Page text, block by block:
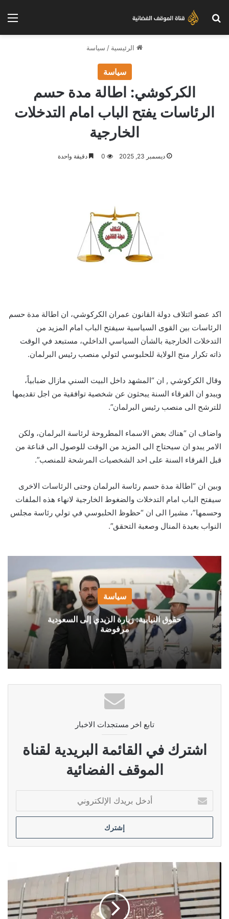
بحث عن
الرئيسية / سياسة
سياسة
الكركوشي: اطالة مدة حسم
الرئاسات يفتح الباب امام التدخلات
الخارجية
ديسمبر 23, 2025 0 دقيقة واحدة
اكد عضو ائتلاف دولة القانون عمران الكركوشي، ان اطالة مدة حسم
الرئاسات بين القوى السياسية سيفتح الباب امام المزيد من
التدخلات الخارجية بالشأن السياسي الداخلي، مستبعد في الوقت
ذاته تكرار منح الولاية للحلبوسي لتولي منصب رئيس البرلمان.
وقال الكركوشي , ان “المشهد داخل البيت السني مازال ضبابياً،
ويبدو ان الفرقاء السنة يبحثون عن شخصية توافقية من اجل تقديمها
للترشح الى منصب رئيس البرلمان”.
واضاف ان “هناك بعض الاسماء المطروحة لرئاسة البرلمان، ولكن
الامر يبدو ان سيحتاج الى المزيد من الوقت للوصول الى قناعة من
قبل الفرقاء السنة على احد الشخصيات المرشحة للمنصب”.
وبين ان “اطالة مدة حسم رئاسة البرلمان وحتى الرئاسات الاخرى
سيفتح الباب امام التدخلات والضغوط الخارجية لانهاء هذه الملفات
وحسمها”، مشيرا الى ان “حظوظ الحلبوسي في تولي رئاسة مجلس
النواب بعيدة المنال وصعبة التحقق”.
سياسة
حقوق النيابية: زيارة الزيدي إلى السعودية
مرفوضة
تابع اخر مستجدات الاخبار
اشترك في القائمة البريدية لقناة
الموقف الفضائية
بريدك
الإلكتروني
اجتماع
سني
مغلق
لحسم